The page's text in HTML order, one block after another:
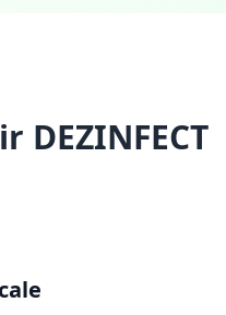
DEZINFECT